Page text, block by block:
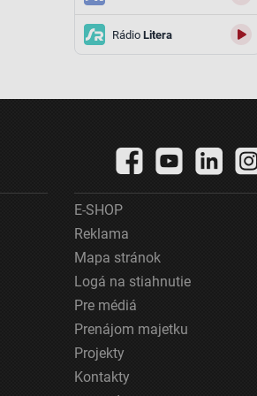
RádioLitera
E-SHOP
Reklama
Mapa stránok
Logá na stiahnutie
Pre médiá
Prenájom majetku
Projekty
Kontakty